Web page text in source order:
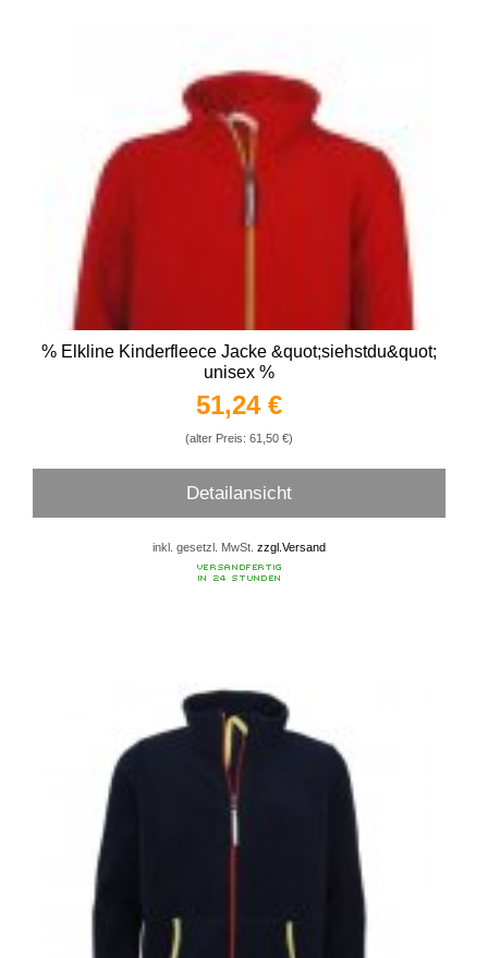
% Elkline Kinderfleece Jacke &quot;siehstdu&quot;
unisex %
51,24 €
(alter Preis: 61,50 €)
Detailansicht
inkl. gesetzl. MwSt.zzgl.Versand